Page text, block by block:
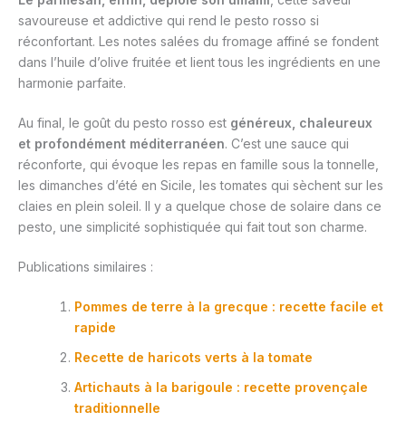
savoureuse et addictive qui rend le pesto rosso si
réconfortant. Les notes salées du fromage affiné se fondent
dans l’huile d’olive fruitée et lient tous les ingrédients en une
harmonie parfaite.
Au final, le goût du pesto rosso est généreux, chaleureux
et profondément méditerranéen. C’est une sauce qui
réconforte, qui évoque les repas en famille sous la tonnelle,
les dimanches d’été en Sicile, les tomates qui sèchent sur les
claies en plein soleil. Il y a quelque chose de solaire dans ce
pesto, une simplicité sophistiquée qui fait tout son charme.
Publications similaires :
Pommes de terre à la grecque : recette facile et
rapide
Recette de haricots verts à la tomate
Artichauts à la barigoule : recette provençale
traditionnelle